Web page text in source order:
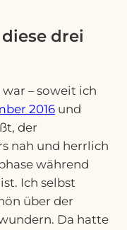
drei
war – soweit ich
2016 und
der
nah und herrlich
während
Ich selbst
über der
Da hatte